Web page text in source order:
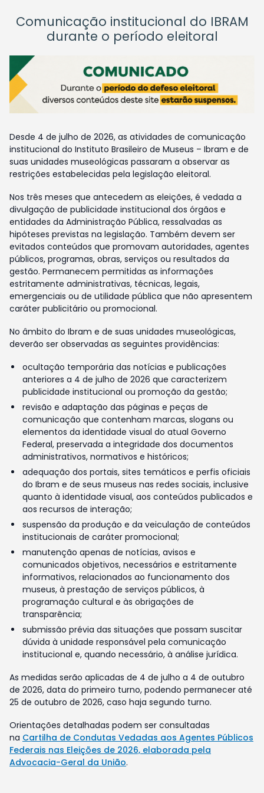
Comunicação institucional do IBRAM
durante o período eleitoral
Desde 4 de julho de 2026, as atividades de comunicação
institucional do Instituto Brasileiro de Museus – Ibram e de
suas unidades museológicas passaram a observar as
restrições estabelecidas pela legislação eleitoral.
Nos três meses que antecedem as eleições, é vedada a
divulgação de publicidade institucional dos órgãos e
entidades da Administração Pública, ressalvadas as
hipóteses previstas na legislação. Também devem ser
evitados conteúdos que promovam autoridades, agentes
públicos, programas, obras, serviços ou resultados da
gestão. Permanecem permitidas as informações
estritamente administrativas, técnicas, legais,
emergenciais ou de utilidade pública que não apresentem
caráter publicitário ou promocional.
No âmbito do Ibram e de suas unidades museológicas,
deverão ser observadas as seguintes providências:
ocultação temporária das notícias e publicações
anteriores a 4 de julho de 2026 que caracterizem
publicidade institucional ou promoção da gestão;
revisão e adaptação das páginas e peças de
comunicação que contenham marcas, slogans ou
elementos da identidade visual do atual Governo
Federal, preservada a integridade dos documentos
administrativos, normativos e históricos;
adequação dos portais, sites temáticos e perfis oficiais
do Ibram e de seus museus nas redes sociais, inclusive
quanto à identidade visual, aos conteúdos publicados e
aos recursos de interação;
suspensão da produção e da veiculação de conteúdos
institucionais de caráter promocional;
manutenção apenas de notícias, avisos e
comunicados objetivos, necessários e estritamente
informativos, relacionados ao funcionamento dos
museus, à prestação de serviços públicos, à
programação cultural e às obrigações de
transparência;
submissão prévia das situações que possam suscitar
dúvida à unidade responsável pela comunicação
institucional e, quando necessário, à análise jurídica.
As medidas serão aplicadas de 4 de julho a 4 de outubro
de 2026, data do primeiro turno, podendo permanecer até
25 de outubro de 2026, caso haja segundo turno.
Orientações detalhadas podem ser consultadas
na Cartilha de Condutas Vedadas aos Agentes Públicos
Federais nas Eleições de 2026, elaborada pela
Advocacia-Geral da União.